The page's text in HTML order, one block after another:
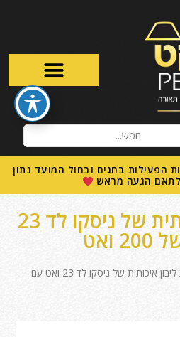
הפעילות בחגים ובחול המועד נתון
לתאם הגעה מראש
נורת ליבון איכותית של ניסקו לד 23
/ נורת ליבון איכותית של ניסקו לד 23 ואט עם